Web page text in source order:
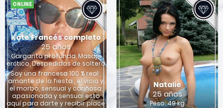
ONLINE
Kate Francés completo
25 años
Garganta profunda, Masaje
erótico, Despedidas de soltero
Soy una francesa 100 % real ,
amante de la fiesta , el vicio y
el morbo, sensual y cariñosa,
apasionada y sensual esto
aquí para darte y recibir place
Natalie
25 años
Peso: 49 kg